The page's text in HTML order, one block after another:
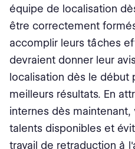
équipe de localisation
être correctement
accomplir leurs tâches
devraient donner leur
localisation dès le début
meilleurs résultats. En
internes dès
talents disponibles et
travail de retraduction à